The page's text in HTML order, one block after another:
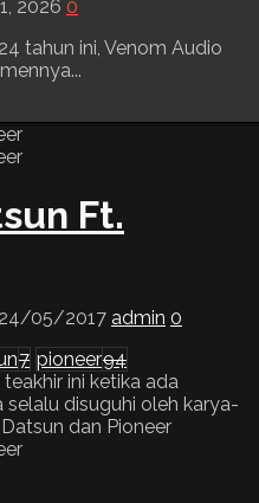
2026 0
tahun ini, Venom Audio
Ft.
24/05/2017 admin 0
7 pioneer94
ini ketika ada
disuguhi oleh karya-
dan Pioneer